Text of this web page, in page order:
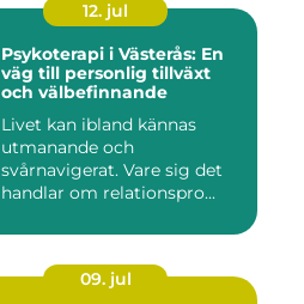
12. jul
Psykoterapi i Västerås: En
väg till personlig tillväxt
och välbefinnande
Livet kan ibland kännas
utmanande och
svårnavigerat. Vare sig det
handlar om relationspro...
09. jul